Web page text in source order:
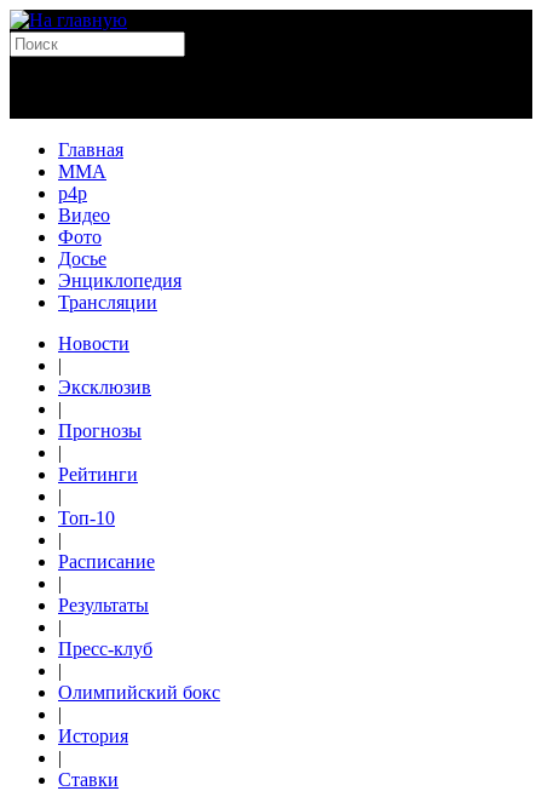
Главная
MMA
p4p
Видео
Фото
Досье
Энциклопедия
Трансляции
Новости
|
Эксклюзив
|
Прогнозы
|
Рейтинги
|
Топ-10
|
Расписание
|
Результаты
|
Пресс-клуб
|
Олимпийский бокс
|
История
|
Ставки